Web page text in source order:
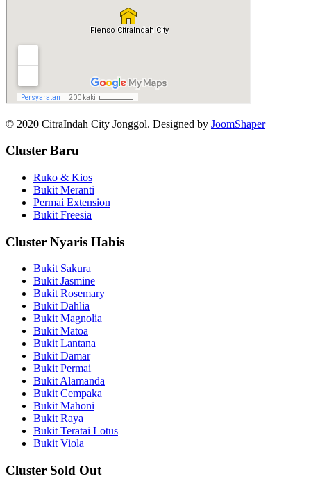
© 2020 CitraIndah City Jonggol. Designed by JoomShaper
Cluster Baru
Ruko & Kios
Bukit Meranti
Permai Extension
Bukit Freesia
Cluster Nyaris Habis
Bukit Sakura
Bukit Jasmine
Bukit Rosemary
Bukit Dahlia
Bukit Magnolia
Bukit Matoa
Bukit Lantana
Bukit Damar
Bukit Permai
Bukit Alamanda
Bukit Cempaka
Bukit Mahoni
Bukit Raya
Bukit Teratai Lotus
Bukit Viola
Cluster Sold Out